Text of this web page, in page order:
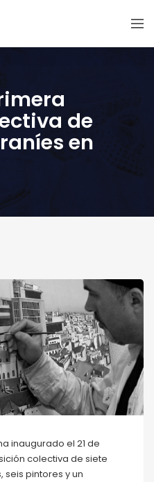
de
en
inaugurado el 21 de
colectiva de siete
pintores y un